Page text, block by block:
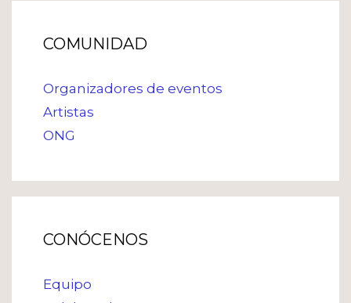
COMUNIDAD
Organizadores de eventos
Artistas
ONG
CONÓCENOS
Equipo